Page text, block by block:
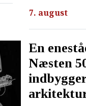
7. august
En
Næsten